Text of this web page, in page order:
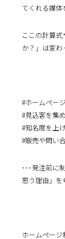
てくれる媒
ここの計算
か？」は変わ
#ホームペー
#見込客を集
#知名度を上
#販売や問い
･･･発注前に
思う理由」を
ホームペー